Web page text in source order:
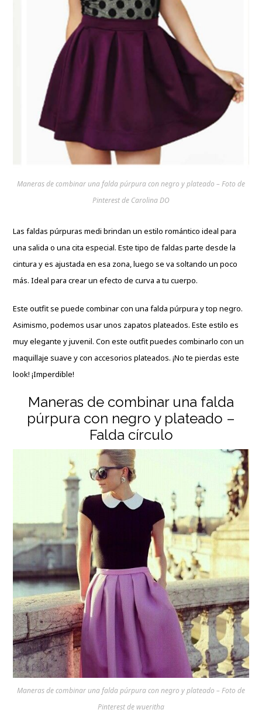
Maneras de combinar una falda púrpura con negro y plateado – Foto de
Pinterest de Carolina DO
Las faldas púrpuras medi brindan un estilo romántico ideal para
una salida o una cita especial. Este tipo de faldas parte desde la
cintura y es ajustada en esa zona, luego se va soltando un poco
más. Ideal para crear un efecto de curva a tu cuerpo.
Este outfit se puede combinar con una falda púrpura y top negro.
Asimismo, podemos usar unos zapatos plateados. Este estilo es
muy elegante y juvenil. Con este outfit puedes combinarlo con un
maquillaje suave y con accesorios plateados. ¡No te pierdas este
look! ¡Imperdible!
Maneras de combinar una falda
púrpura con negro y plateado –
Falda círculo
Maneras de combinar una falda púrpura con negro y plateado – Foto de
Pinterest de wueritha